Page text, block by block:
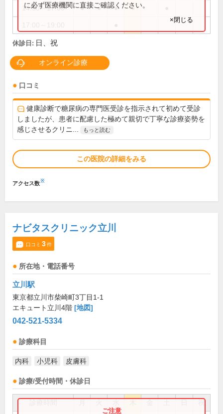
14:30～17:00 ● ● ● ●
に必ず医療機関に直接ご確認ください。
×閉じる
休診日: 日、祝
オンライン診療
口コミ
健康診断で糖尿病の専門医受診を指示されて初めて受診
しましたが、患者に配慮した極めて親切で丁寧な診療姿勢を
感じさせるクリニ...
もっと読む
この医院の詳細をみる
アクセス数※
ナビタスクリニック立川
口コミ 3件
所在地・電話番号
立川駅
東京都立川市柴崎町3丁目1-1
エキュート立川4階 [地図]
042-521-5334
診療科目
内科 小児科 皮膚科
診療/受付時間・休診日
祝